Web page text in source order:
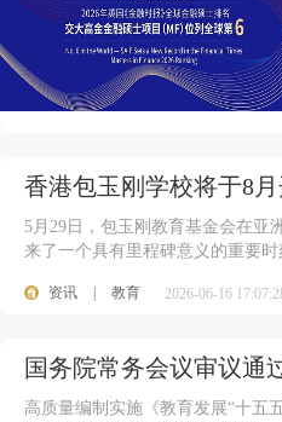
香港包玉刚学校将于8
5月29日，包玉刚教育基金会在亚
来了一个具有里程碑意义的重要时
资讯 教育 2026-06-16
国务院常务会议审议通
高质量编制实施《教育发展“十五